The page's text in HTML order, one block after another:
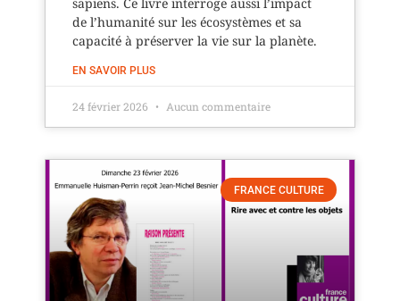
sapiens. Ce livre interroge aussi l’impact
de l’humanité sur les écosystèmes et sa
capacité à préserver la vie sur la planète.
EN SAVOIR PLUS
24 février 2026 Aucun commentaire
FRANCE CULTURE